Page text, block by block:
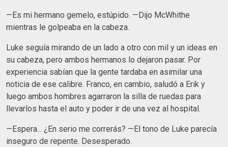
—Es mi hermano gemelo, estúpido. —Dijo McWhithe
mientras le golpeaba en la cabeza.
Luke seguía mirando de un lado a otro con mil y un ideas en
su cabeza, pero ambos hermanos lo dejaron pasar. Por
experiencia sabían que la gente tardaba en asimilar una
noticia de ese calibre. Franco, en cambio, saludó a Erik y
luego ambos hombres agarraron la silla de ruedas para
llevarlos hasta el auto y poder ir de una vez al hospital.
—Espera... ¿En serio me correrás? —El tono de Luke parecía
inseguro de repente. Desesperado.